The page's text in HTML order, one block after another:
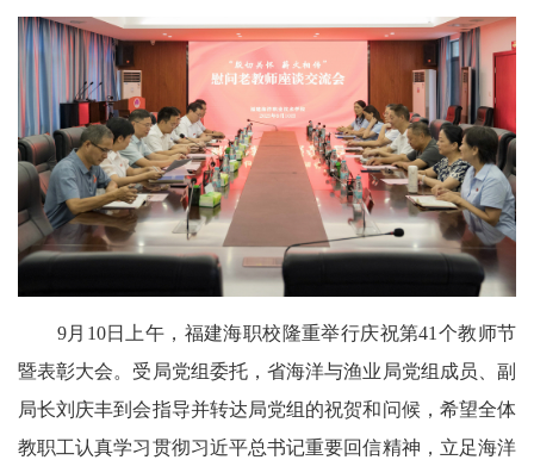
9月10日上午，福建海职校隆重举行庆祝第41个教师节
暨表彰大会。受局党组委托，省海洋与渔业局党组成员、副
局长刘庆丰到会指导并转达局党组的祝贺和问候，希望全体
教职工认真学习贯彻习近平总书记重要回信精神，立足海洋